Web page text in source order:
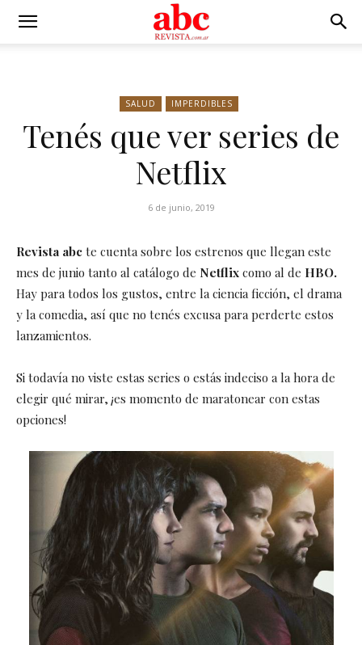
SALUD IMPERDIBLES
Tenés que ver series de
Netflix
6 de junio, 2019
Revista abc te cuenta sobre los estrenos que llegan este
mes de junio tanto al catálogo de Netflix como al de HBO.
Hay para todos los gustos, entre la ciencia ficción, el drama
y la comedia, así que no tenés excusa para perderte estos
lanzamientos.
Si todavía no viste estas series o estás indeciso a la hora de
elegir qué mirar, ¡es momento de maratonear con estas
opciones!